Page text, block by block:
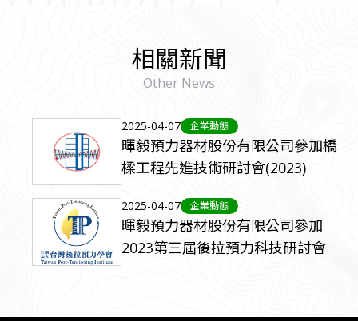
相關新聞
Other News
2025-04-07 企業動態
暉毅預力器材股份有限公司參加橋
樑工程先進技術研討會(2023)
2025-04-07 企業動態
暉毅預力器材股份有限公司參加
2023第三屆後拉預力科技研討會